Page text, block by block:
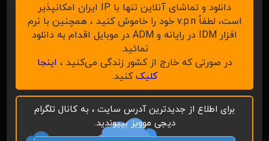
دانلود و تماشای آنلاین تنها با IP ایران امکانپذیر
است، لطفاً v.p.n خود را خاموش کنید ، همچنین با نرم
افزار IDM در رایانه و ADM در موبایل اقدام به دانلود
نمائید.
در صورتی که خارج از کشور زندگی می‌کنید ، اینجا
کلیککنید.
برای اطلاع از جدیدترین آدرس سایت ، به کانال تلگرام
دیجی موویز بپیوندید.